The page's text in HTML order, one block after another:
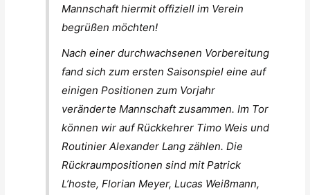
Mannschaft hiermit offiziell im Verein
begrüßen möchten!
Nach einer durchwachsenen Vorbereitung
fand sich zum ersten Saisonspiel eine auf
einigen Positionen zum Vorjahr
veränderte Mannschaft zusammen. Im Tor
können wir auf Rückkehrer Timo Weis und
Routinier Alexander Lang zählen. Die
Rückraumpositionen sind mit Patrick
L’hoste, Florian Meyer, Lucas Weißmann,